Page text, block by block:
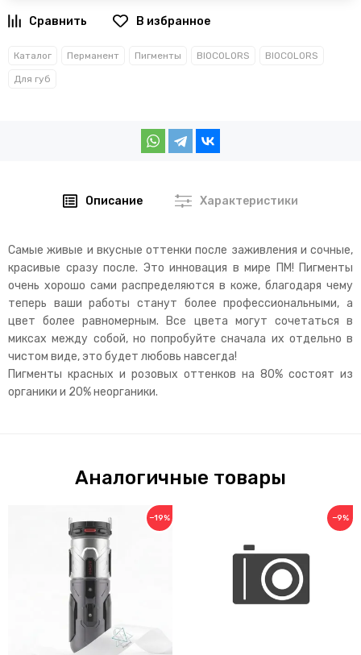
В избранное
Каталог Перманент Пигменты BIOCOLORS BIOCOLORS
Для губ
Описание Характеристики
Самые живые и вкусные оттенки после заживления и сочные,
красивые сразу после. Это инновация в мире ПМ! Пигменты
очень хорошо сами распределяются в коже, благодаря чему
теперь ваши работы станут более профессиональными, а
цвет более равномерным. Все цвета могут сочетаться в
миксах между собой, но попробуйте сначала их отдельно в
чистом виде, это будет любовь навсегда!
Пигменты красных и розовых оттенков на 80% состоят из
органики и 20% неорганики.
Аналогичные товары
−19% −9%